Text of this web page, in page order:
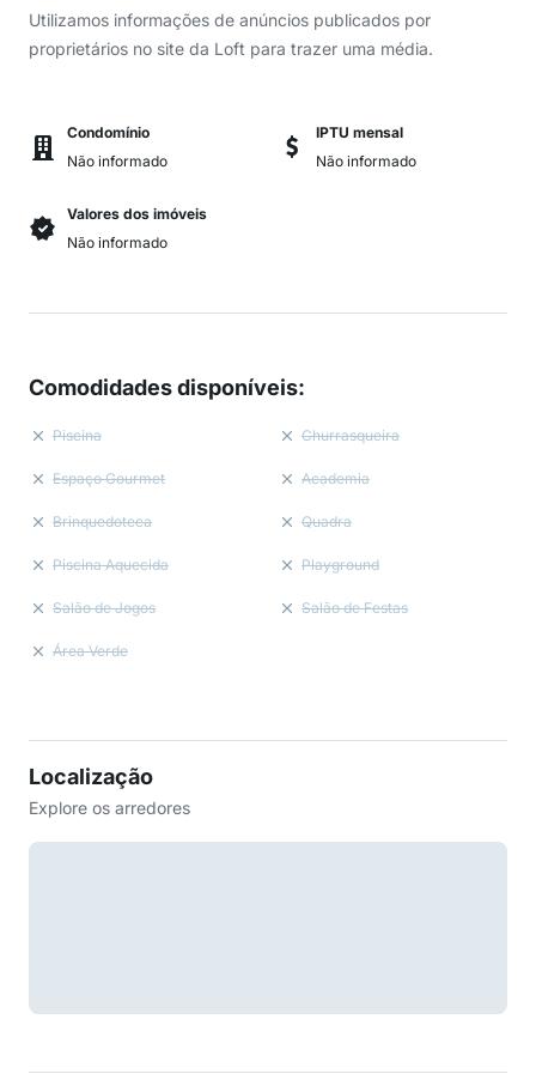
Utilizamos informações de anúncios publicados por
proprietários no site da Loft para trazer uma média.
Condomínio
Não informado
IPTU mensal
Não informado
Valores dos imóveis
Não informado
Comodidades disponíveis:
Piscina Churrasqueira
Espaço Gourmet Academia
Brinquedoteca Quadra
Piscina Aquecida Playground
Salão de Jogos Salão de Festas
Área Verde
Localização
Explore os arredores